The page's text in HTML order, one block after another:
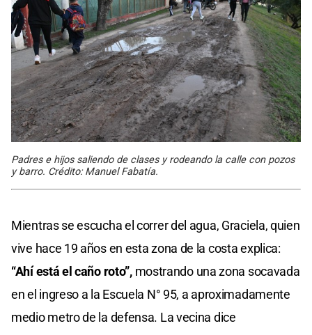
Padres e hijos saliendo de clases y rodeando la calle con pozos
y barro. Crédito: Manuel Fabatía.
Mientras se escucha el correr del agua, Graciela, quien
vive hace 19 años en esta zona de la costa explica:
“Ahí está el caño roto”,mostrando una zona socavada
en el ingreso a la Escuela N° 95, a aproximadamente
medio metro de la defensa. La vecina dice